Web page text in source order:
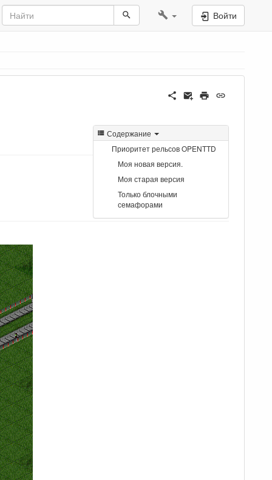
Войти
Содержание
Приоритет рельсов OPENTTD
Моя новая версия.
Моя старая версия
Только блочными
семафорами